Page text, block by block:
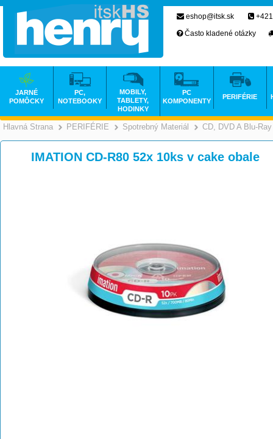
Hlavná Strana >
PERIFÉRIE >
Spotrebný Materiál >
CD, DVD A Blu-
IMATION CD-R80 52x 10ks v cake obale
eshop@itsk.sk
Často kladené otázky
JARNÉ
POMÔCKY
PC,
NOTEBOOKY
MOBILY,
TABLETY,
HODINKY
PC
KOMPONENTY
PERIFÉRIE